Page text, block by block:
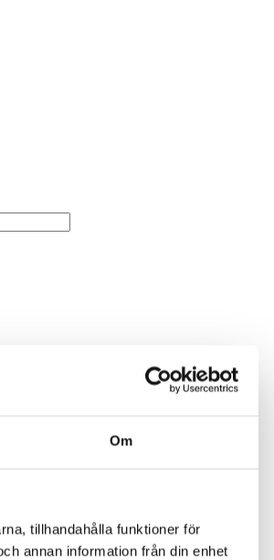
Om
tillhandahålla funktioner för
annan information från din enhet
ut marken.